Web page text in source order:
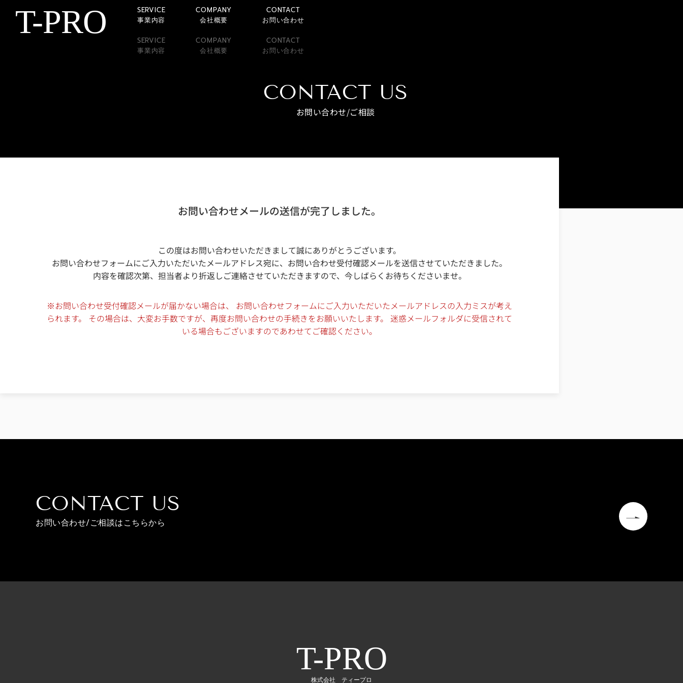
T-PRO
SERVICE
事業内容
COMPANY
会社概要
CONTACT
お問い合わせ
SERVICE
事業内容
COMPANY
会社概要
CONTACT
お問い合わせ
CONTACT US
お問い合わせ/ご相談
お問い合わせメールの送信が完了しました。
この度はお問い合わせいただきまして誠にありがとうございます。
お問い合わせフォームにご入力いただいたメールアドレス宛に、お問い合わせ受付確認メールを送信させていただきました。
内容を確認次第、担当者より折返しご連絡させていただきますので、今しばらくお待ちくださいませ。
※お問い合わせ受付確認メールが届かない場合は、 お問い合わせフォームにご入力いただいたメールアドレスの入力ミスが考え
られます。 その場合は、大変お手数ですが、再度お問い合わせの手続きをお願いいたします。 迷惑メールフォルダに受信されて
いる場合もございますのであわせてご確認ください。
CONTACT US
お問い合わせ/ご相談はこちらから
T-PRO
株式会社 ティープロ